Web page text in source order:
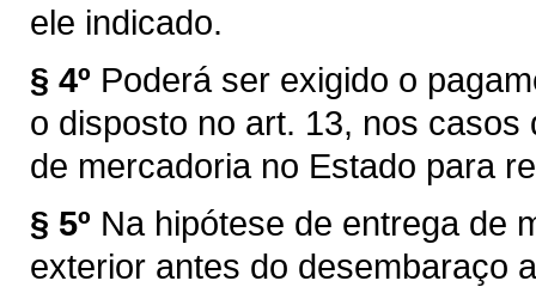
ele indicado.
§ 4º Poderá ser exigido o
o disposto no art. 13, nos
de mercadoria no Estado para
§ 5º Na hipótese de entrega de
exterior antes do desembaraço